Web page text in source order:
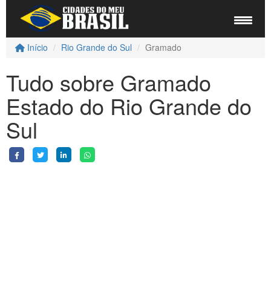
Início Rio Grande do Sul Gramado
Tudo sobre Gramado
Estado do Rio Grande do
Sul